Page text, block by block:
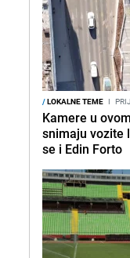
/LOKALNE TEME I
Kamere u
snimaju vozite
se i Edin Forto